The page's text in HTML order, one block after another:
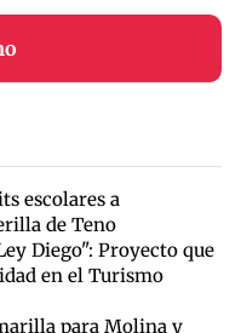
escolares a
de Teno
Diego": Proyecto que
en el Turismo
para Molina y